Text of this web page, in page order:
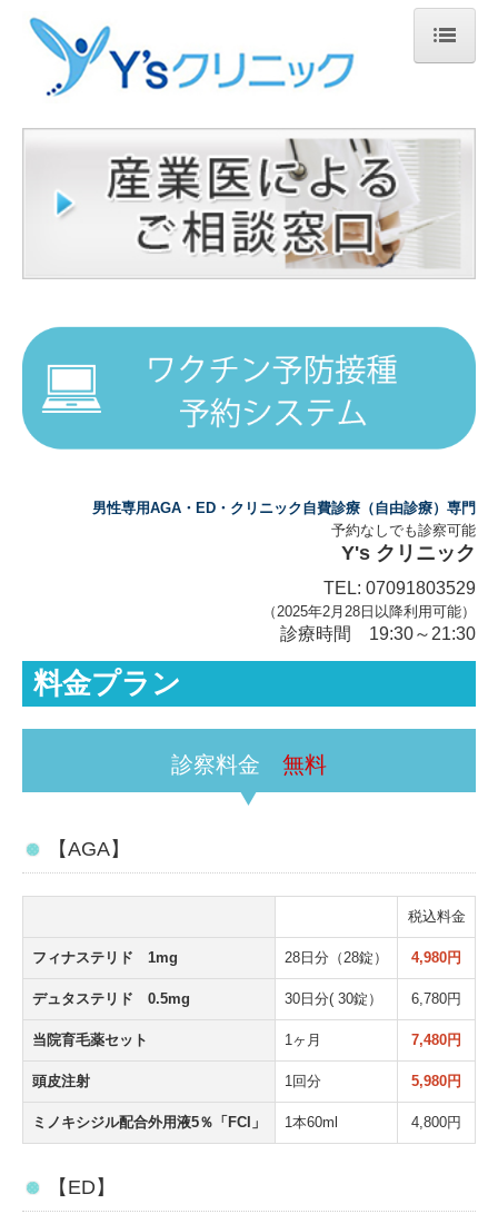
当院について
院長紹介
頭皮プラセンタ
男性専用AGA・ED・クリニック自費診療（自由診療）専門
予約なしでも診察可能
Y's クリニック
TEL: 07091803529
（2025年2月28日以降利用可能）
診療時間 19:30～21:30
料金プラン
診察料金 無料
【AGA】
税込料金
フィナステリド 1mg 28日分（28錠） 4,980円
デュタステリド 0.5mg 30日分( 30錠） 6,780円
当院育毛薬セット 1ヶ月 7,480円
頭皮注射 1回分 5,980円
ミノキシジル配合外用液5％「FCI」 1本60ml 4,800円
【ED】